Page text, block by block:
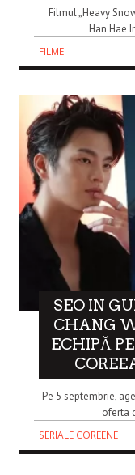
Filmul „Heavy
Han Hae
FILME
SEO IN
CHANG
ECHIPĂ
Pe 5 septembrie,
oferta
SERIALE COREENE